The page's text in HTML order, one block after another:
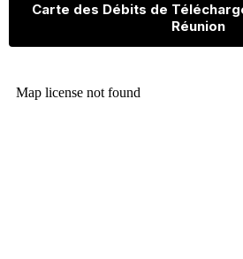
Carte des Débits de
Réunion